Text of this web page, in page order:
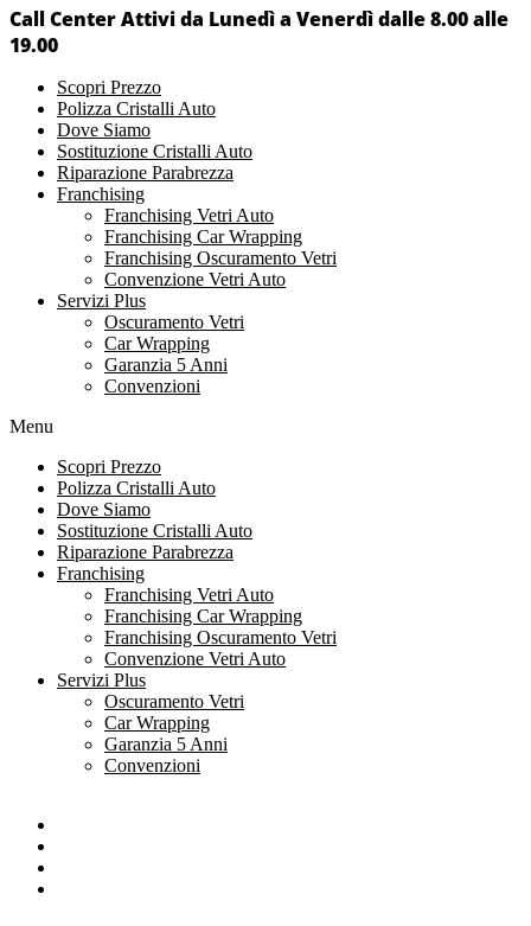
Call Center Attivi da Lunedì a Venerdì dalle 8.00 alle
19.00
Scopri Prezzo
Polizza Cristalli Auto
Dove Siamo
Sostituzione Cristalli Auto
Riparazione Parabrezza
Franchising
Franchising Vetri Auto
Franchising Car Wrapping
Franchising Oscuramento Vetri
Convenzione Vetri Auto
Servizi Plus
Oscuramento Vetri
Car Wrapping
Garanzia 5 Anni
Convenzioni
Menu
Scopri Prezzo
Polizza Cristalli Auto
Dove Siamo
Sostituzione Cristalli Auto
Riparazione Parabrezza
Franchising
Franchising Vetri Auto
Franchising Car Wrapping
Franchising Oscuramento Vetri
Convenzione Vetri Auto
Servizi Plus
Oscuramento Vetri
Car Wrapping
Garanzia 5 Anni
Convenzioni